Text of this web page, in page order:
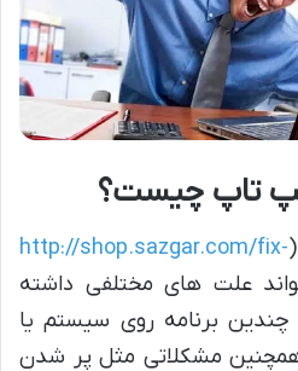
تاپ چیست؟
http://shop.sazgar.com/fix-
علت های مختلفی داشته
چندین برنامه روی سیستم یا
مشکلاتی مثل پر شدن